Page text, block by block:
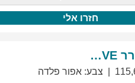
חזרו אלי
EXCLUSIVE
צבע: אפור פלדה